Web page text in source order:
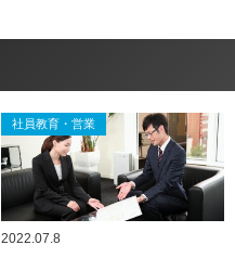
社員教育・営業
2022.07.8